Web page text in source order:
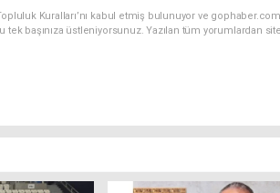
Kuralları’nı kabul etmiş bulunuyor ve
tek başınıza üstleniyorsunuz. Yazılan tüm yorumlardan